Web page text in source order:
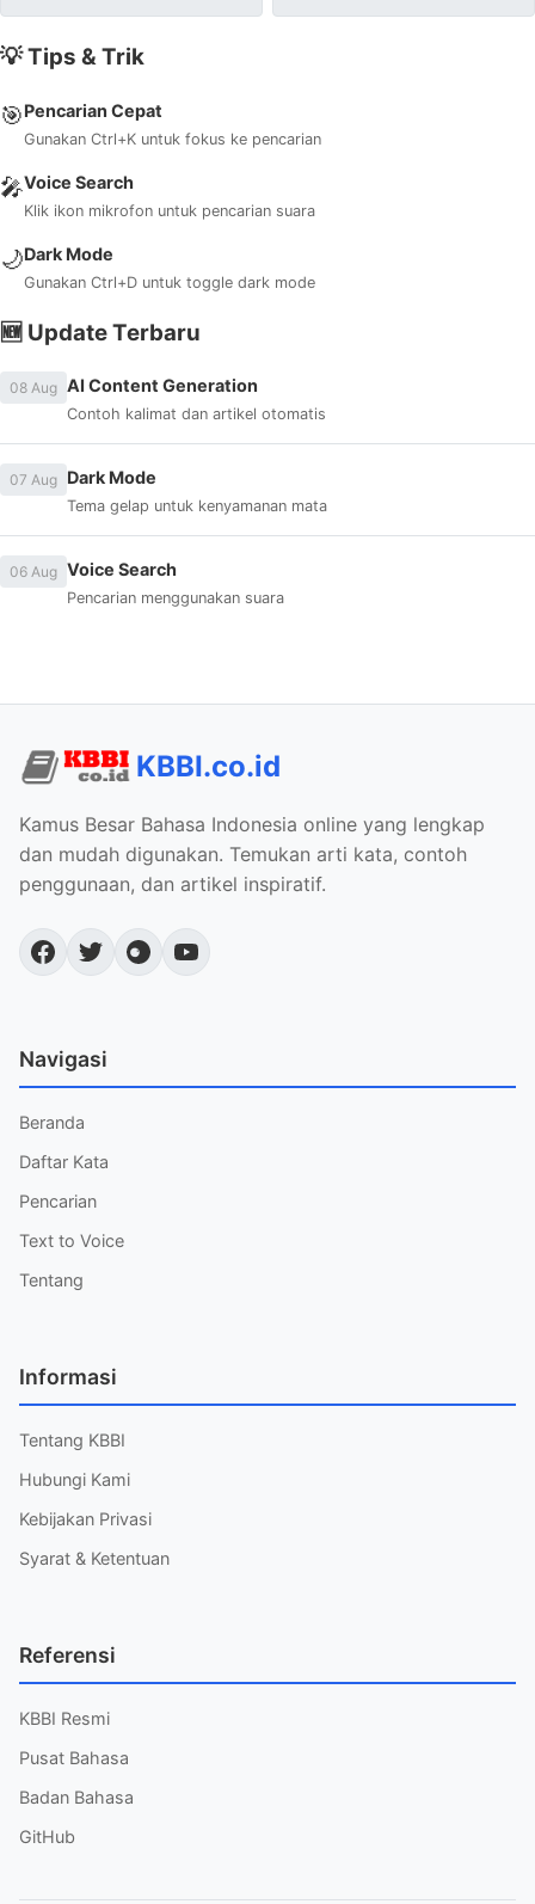
💡 Tips & Trik
🎯Pencarian Cepat
Gunakan Ctrl+K untuk fokus ke pencarian
🎤Voice Search
Klik ikon mikrofon untuk pencarian suara
🌙Dark Mode
Gunakan Ctrl+D untuk toggle dark mode
🆕 Update Terbaru
08 Aug AI Content Generation
Contoh kalimat dan artikel otomatis
07 Aug Dark Mode
Tema gelap untuk kenyamanan mata
06 Aug Voice Search
Pencarian menggunakan suara
KBBI.co.id
Kamus Besar Bahasa Indonesia online yang lengkap
dan mudah digunakan. Temukan arti kata, contoh
penggunaan, dan artikel inspiratif.
Navigasi
Beranda
Daftar Kata
Pencarian
Text to Voice
Tentang
Informasi
Tentang KBBI
Hubungi Kami
Kebijakan Privasi
Syarat & Ketentuan
Referensi
KBBI Resmi
Pusat Bahasa
Badan Bahasa
GitHub